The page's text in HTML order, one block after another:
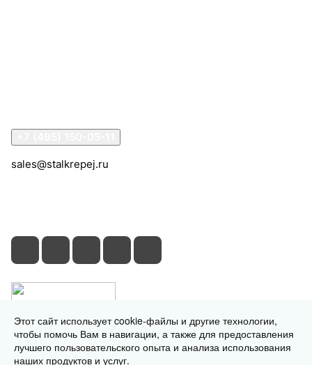
sales@stalkrepej.ru
Этот сайт использует cookie-файлы и другие технологии,
чтобы помочь Вам в навигации, а также для предоставления
лучшего пользовательского опыта и анализа использования
наших продуктов и услуг.